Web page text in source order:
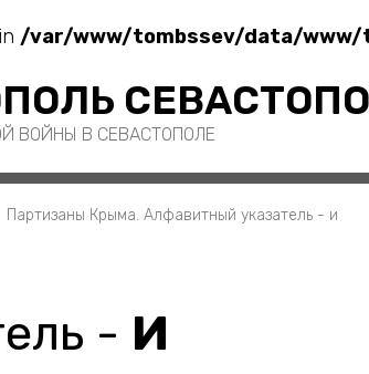
/var/www/tombssev/data/www/
ВОЙНЫ В СЕВАСТОПОЛЕ
Партизаны Крыма. Алфавитный указатель - и
- И